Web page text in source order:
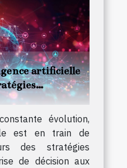
artificielle
évolution,
est en train de
des stratégies
de décision aux